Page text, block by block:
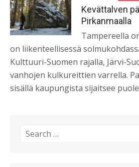
on
Kevättalven
Pirkanmaalla
Tampereella
on liikenteellisessä
Kulttuuri-Suomen rajalla, Järvi-
vanhojen kulkureittien varrella.
sisällä kaupungista sijaitsee
Search